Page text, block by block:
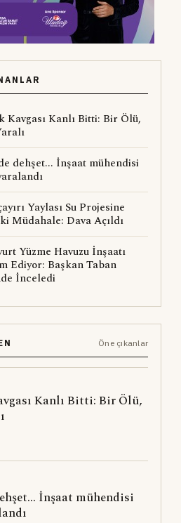
Kavgası Kanlı Bitti: Bir Ölü,
dehşet... İnşaat mühendisi
Yaylası Su Projesine
Müdahale: Dava Açıldı
Yüzme Havuzu İnşaatı
Ediyor: Başkan Taban
İnceledi
Öne çıkanlar
Kanlı Bitti: Bir Ölü,
İnşaat mühendisi